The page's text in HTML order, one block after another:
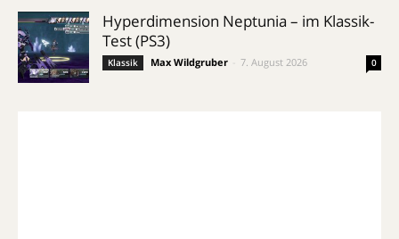
Hyperdimension Neptunia – im Klassik-
Test (PS3)
Klassik Max Wildgruber 7. August 2026 0